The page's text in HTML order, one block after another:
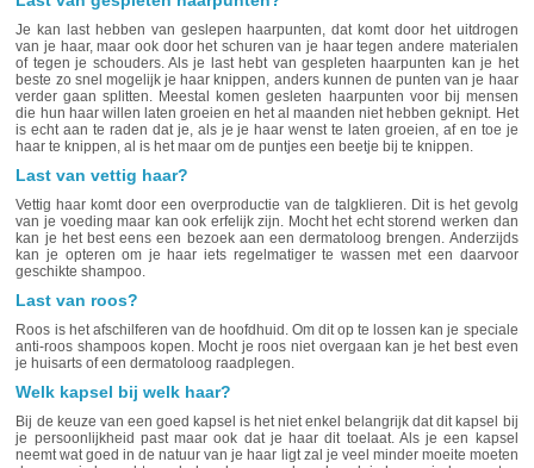
Je kan last hebben van geslepen haarpunten, dat komt door het uitdrogen
van je haar, maar ook door het schuren van je haar tegen andere materialen
of tegen je schouders. Als je last hebt van gespleten haarpunten kan je het
beste zo snel mogelijk je haar knippen, anders kunnen de punten van je haar
verder gaan splitten. Meestal komen gesleten haarpunten voor bij mensen
die hun haar willen laten groeien en het al maanden niet hebben geknipt. Het
is echt aan te raden dat je, als je je haar wenst te laten groeien, af en toe je
haar te knippen, al is het maar om de puntjes een beetje bij te knippen.
Last van vettig haar?
Vettig haar komt door een overproductie van de talgklieren. Dit is het gevolg
van je voeding maar kan ook erfelijk zijn. Mocht het echt storend werken dan
kan je het best eens een bezoek aan een dermatoloog brengen. Anderzijds
kan je opteren om je haar iets regelmatiger te wassen met een daarvoor
geschikte shampoo.
Last van roos?
Roos is het afschilferen van de hoofdhuid. Om dit op te lossen kan je speciale
anti-roos shampoos kopen. Mocht je roos niet overgaan kan je het best even
je huisarts of een dermatoloog raadplegen.
Welk kapsel bij welk haar?
Bij de keuze van een goed kapsel is het niet enkel belangrijk dat dit kapsel bij
je persoonlijkheid past maar ook dat je haar dit toelaat. Als je een kapsel
neemt wat goed in de natuur van je haar ligt zal je veel minder moeite moeten